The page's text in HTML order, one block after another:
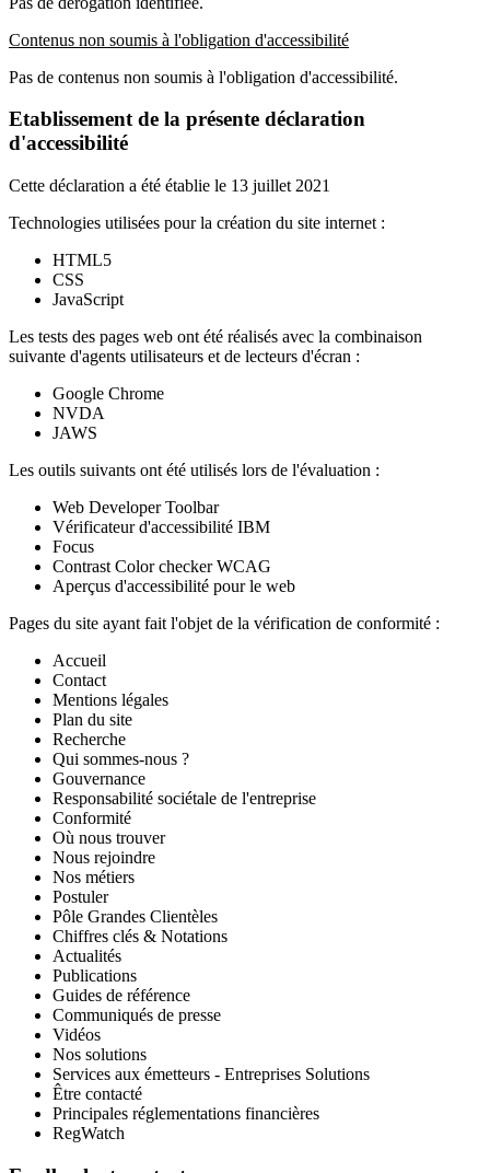
Contenus non soumis à l'obligation d'accessibilité
Pas de contenus non soumis à l'obligation d'accessibilité.
Etablissement de la présente déclaration
d'accessibilité
Cette déclaration a été établie le 13 juillet 2021
Technologies utilisées pour la création du site internet :
HTML5
CSS
JavaScript
Les tests des pages web ont été réalisés avec la combinaison
suivante d'agents utilisateurs et de lecteurs d'écran :
Google Chrome
NVDA
JAWS
Les outils suivants ont été utilisés lors de l'évaluation :
Web Developer Toolbar
Vérificateur d'accessibilité IBM
Focus
Contrast Color checker WCAG
Aperçus d'accessibilité pour le web
Pages du site ayant fait l'objet de la vérification de conformité :
Accueil
Contact
Mentions légales
Plan du site
Recherche
Qui sommes-nous ?
Gouvernance
Responsabilité sociétale de l'entreprise
Conformité
Où nous trouver
Nous rejoindre
Nos métiers
Postuler
Pôle Grandes Clientèles
Chiffres clés & Notations
Actualités
Publications
Guides de référence
Communiqués de presse
Vidéos
Nos solutions
Services aux émetteurs - Entreprises Solutions
Être contacté
Principales réglementations financières
RegWatch